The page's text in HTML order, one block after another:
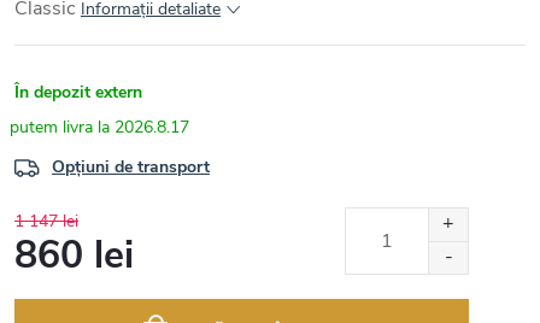
Classic Informaţii detaliate
În depozit extern
2026.8.17
Opțiuni de transport
1 147 lei
860 lei